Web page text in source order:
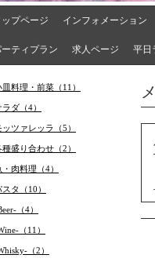
ップページ インフォメーション
ティプラン 求人ページ 平日
皿料理・前菜（11）
ラダ（4）
ッツァレッラ（5）
種盛り合わせ（2）
・肉料理（4）
スタ（10）
（4）
（11）
（2）